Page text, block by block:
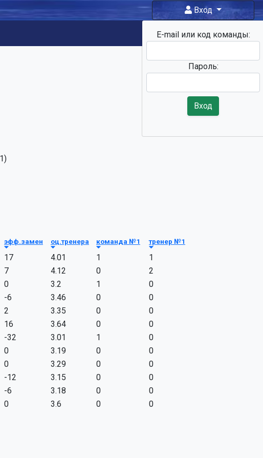
Вход
E-mail или код команды:
Пароль:
Вход
эфф.замен оц.тренера команда №1 тренер №1
17 4.01 1
1
7 4.12 0
2
0 3.2 1
0
-6 3.46 0
0
2 3.35 0
0
16 3.64 0
0
-32 3.01 1
0
0 3.19 0
0
0 3.29 0
0
-12 3.15 0
0
-6 3.18 0
0
0 3.6 0 0